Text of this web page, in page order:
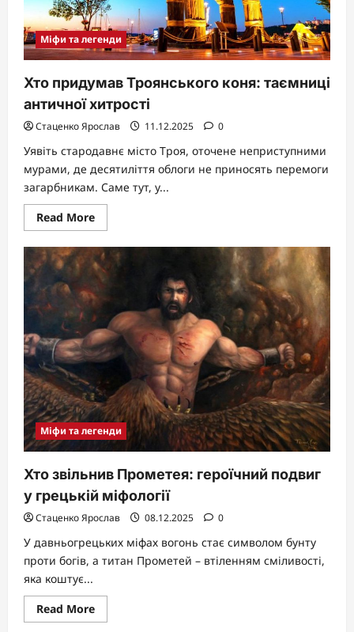
Міфи та легенди
Хто придумав Троянського коня: таємниці
античної хитрості
Стаценко Ярослав 11.12.2025 0
Уявіть стародавнє місто Троя, оточене неприступними
мурами, де десятиліття облоги не приносять перемоги
загарбникам. Саме тут, у...
Read MoreRead
more
Хто
придумав
Троянського
коня:
таємниці
античної
хитрості
Міфи та легенди
Хто звільнив Прометея: героїчний подвиг
у грецькій міфології
Стаценко Ярослав 08.12.2025 0
У давньогрецьких міфах вогонь стає символом бунту
проти богів, а титан Прометей – втіленням сміливості,
яка коштує...
Read MoreRead
more